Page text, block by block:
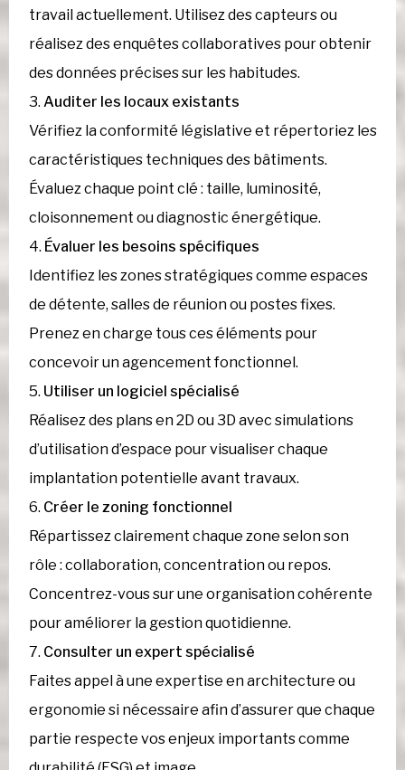
travail actuellement. Utilisez des capteurs ou
réalisez des enquêtes collaboratives pour obtenir
des données précises sur les habitudes.
Auditer les locaux existants
Vérifiez la conformité législative et répertoriez les
caractéristiques techniques des bâtiments.
Évaluez chaque point clé : taille, luminosité,
cloisonnement ou diagnostic énergétique.
Évaluer les besoins spécifiques
Identifiez les zones stratégiques comme espaces
de détente, salles de réunion ou postes fixes.
Prenez en charge tous ces éléments pour
concevoir un agencement fonctionnel.
Utiliser un logiciel spécialisé
Réalisez des plans en 2D ou 3D avec simulations
d’utilisation d’espace pour visualiser chaque
implantation potentielle avant travaux.
Créer le zoning fonctionnel
Répartissez clairement chaque zone selon son
rôle : collaboration, concentration ou repos.
Concentrez-vous sur une organisation cohérente
pour améliorer la gestion quotidienne.
Consulter un expert spécialisé
Faites appel à une expertise en architecture ou
ergonomie si nécessaire afin d’assurer que chaque
partie respecte vos enjeux importants comme